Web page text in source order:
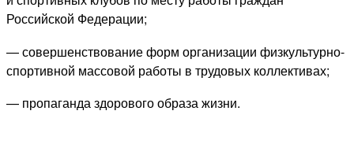
Российской Федерации;
— совершенствование форм организации физкультурно-
спортивной массовой работы в трудовых коллективах;
— пропаганда здорового образа жизни.